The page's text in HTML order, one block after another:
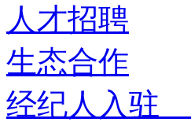
人才招聘
生态合作
经纪人入驻